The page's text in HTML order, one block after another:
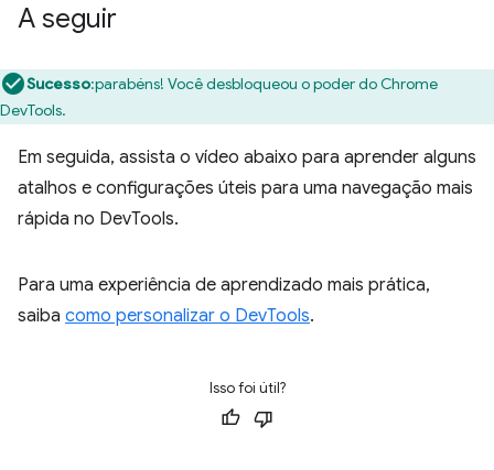
A seguir
Sucesso:parabéns! Você desbloqueou o poder do Chrome
DevTools.
Em seguida, assista o vídeo abaixo para aprender alguns
atalhos e configurações úteis para uma navegação mais
rápida no DevTools.
Para uma experiência de aprendizado mais prática,
saiba como personalizar o DevTools.
Isso foi útil?